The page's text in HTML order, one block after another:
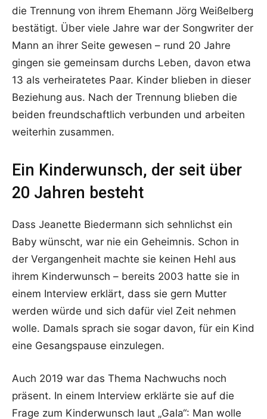
die Trennung von ihrem Ehemann Jörg Weißelberg
bestätigt. Über viele Jahre war der Songwriter der
Mann an ihrer Seite gewesen – rund 20 Jahre
gingen sie gemeinsam durchs Leben, davon etwa
13 als verheiratetes Paar. Kinder blieben in dieser
Beziehung aus. Nach der Trennung blieben die
beiden freundschaftlich verbunden und arbeiten
weiterhin zusammen.
Ein Kinderwunsch, der seit über
20 Jahren besteht
Dass Jeanette Biedermann sich sehnlichst ein
Baby wünscht, war nie ein Geheimnis. Schon in
der Vergangenheit machte sie keinen Hehl aus
ihrem Kinderwunsch – bereits 2003 hatte sie in
einem Interview erklärt, dass sie gern Mutter
werden würde und sich dafür viel Zeit nehmen
wolle. Damals sprach sie sogar davon, für ein Kind
eine Gesangspause einzulegen.
Auch 2019 war das Thema Nachwuchs noch
präsent. In einem Interview erklärte sie auf die
Frage zum Kinderwunsch laut „Gala“: Man wolle